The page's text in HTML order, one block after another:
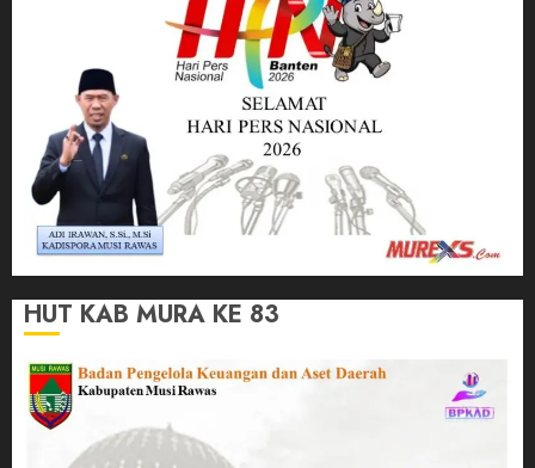
HUT KAB MURA KE 83